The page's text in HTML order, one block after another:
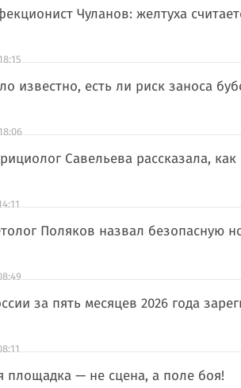
Чуланов: желтуха
известно, есть ли риск заноса
Савельева рассказала,
Поляков назвал безопасную
за пять месяцев 2026 года
площадка — не сцена, а поле боя!